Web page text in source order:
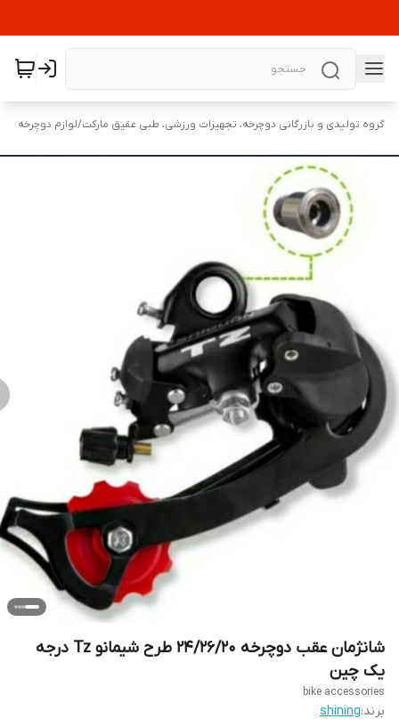
گروه تولیدی و بازرگانی دوچرخه، تجهیزات ورزشی، طبی عقیق مارکت/لوازم دوچرخه
شانژمان عقب دوچرخه 24/26/20 طرح شیمانو Tz درجه
یک چین
bike accessories
برند:shining